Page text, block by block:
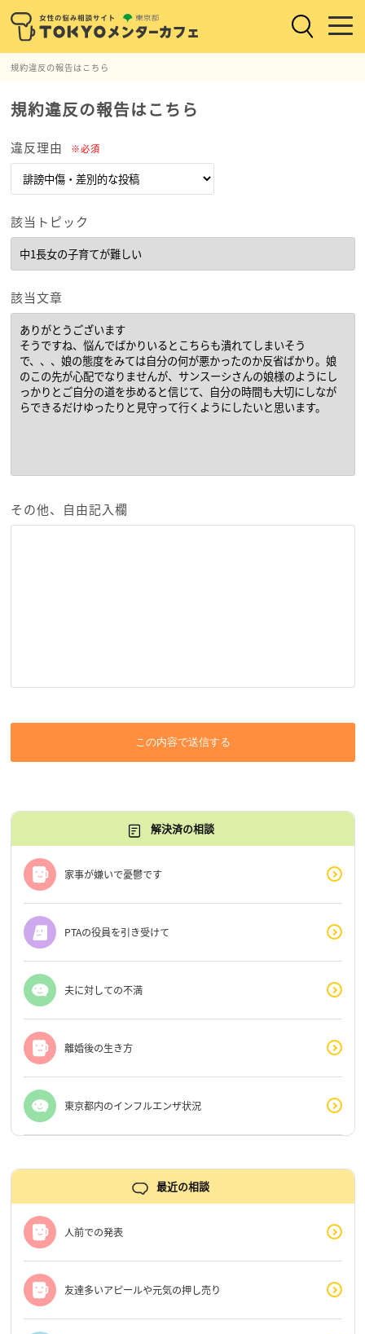
規約違反の報告はこちら
規約違反の報告はこちら
違反理由 ※必須
該当トピック
該当文章
その他、自由記入欄
この内容で送信する
解決済の相談
家事が嫌いで憂鬱です
PTAの役員を引き受けて
夫に対しての不満
離婚後の生き方
東京都内のインフルエンザ状況
最近の相談
人前での発表
友達多いアピールや元気の押し売り